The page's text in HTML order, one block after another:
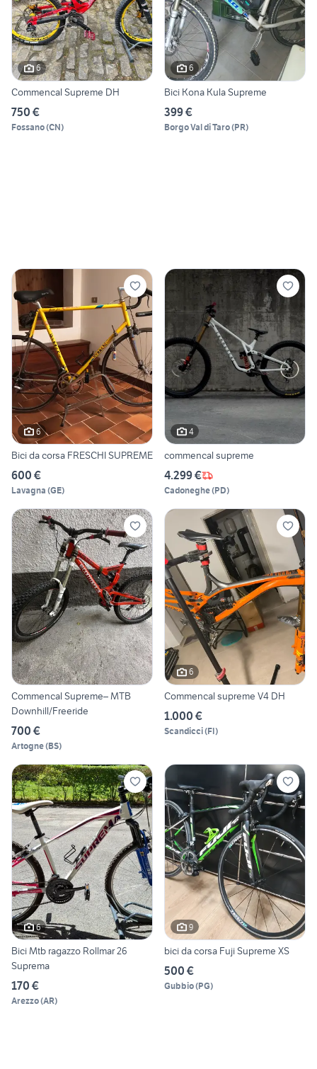
6
Commencal Supreme DH
750 €
Fossano(CN)
6
Bici Kona Kula Supreme
399 €
Borgo Val di Taro(PR)
6
Bici da corsa FRESCHI SUPREME
600 €
Lavagna (GE)
4
commencal supreme
4.299 €
Cadoneghe(PD)
Commencal Supreme– MTB
Downhill/Freeride
700 €
Artogne(BS)
6
Commencal supreme V4 DH
1.000 €
Scandicci(FI)
6
Bici Mtb ragazzo Rollmar 26
Suprema
170 €
Arezzo(AR)
9
bici da corsa Fuji Supreme XS
500 €
Gubbio(PG)